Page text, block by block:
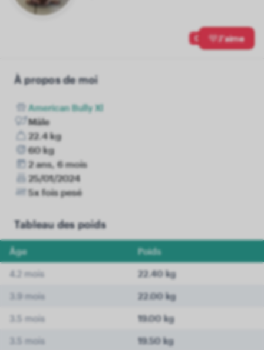
0 J'aime
À propos de moi
American Bully Xl
Mâle
22.4 kg
60 kg
2 ans, 6 mois
25/01/2024
5x fois pesé
Tableau des poids
Âge Poids
4.2 mois 22.40 kg
3.9 mois 22.00 kg
3.5 mois 19.00 kg
3.5 mois 19.50 kg